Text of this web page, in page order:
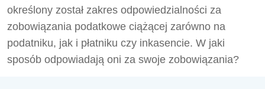
określony został zakres odpowiedzialności za
zobowiązania podatkowe ciążącej zarówno na
podatniku, jak i płatniku czy inkasencie. W jaki
sposób odpowiadają oni za swoje zobowiązania?